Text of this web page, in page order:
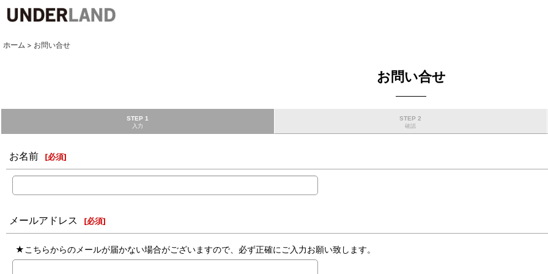
ホーム > お問い合せ
お問い合せ
STEP 1
入力
STEP 2
確認
お名前 [必須]
メールアドレス [必須]
★こちらからのメールが届かない場合がございますので、必ず正確にご入力お願い致します。